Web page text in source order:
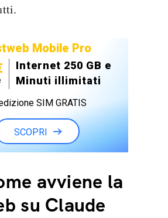
Mobile Pro
Internet 250 GB e
Minuti illimitati
SIM GRATIS
SCOPRI
avviene la
su Claude